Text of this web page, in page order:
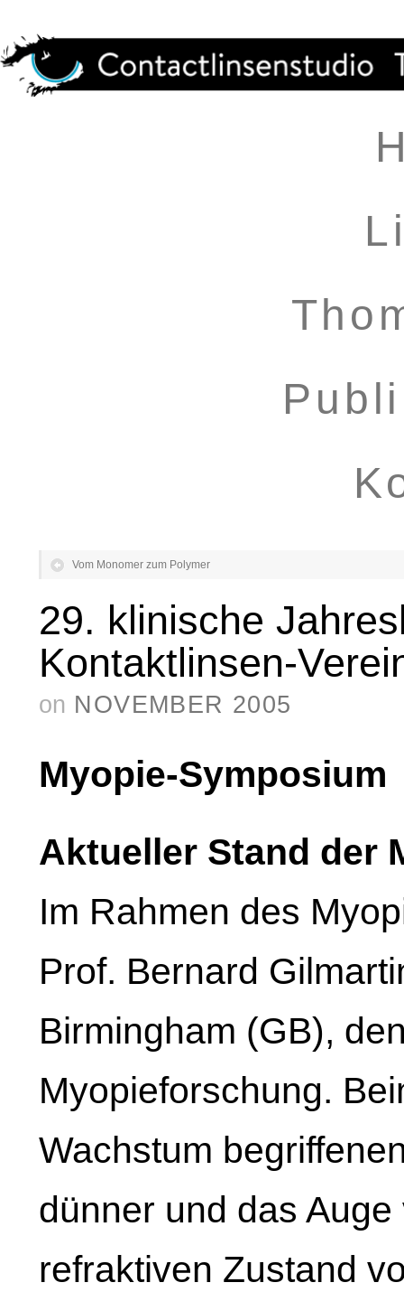
Vom Monomer zum Polymer
29. klinische
Kontaktlinsen-
on NOVEMBER 2005
Myopie-Symposium
Aktueller Stand der
Im Rahmen des
Prof. Bernard
Birmingham (GB),
Myopieforschung.
Wachstum
dünner und das
refraktiven Zustand